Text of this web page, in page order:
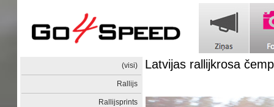
(visi)
Rallijs
Rallijsprints
Latvijas rallijkrosa